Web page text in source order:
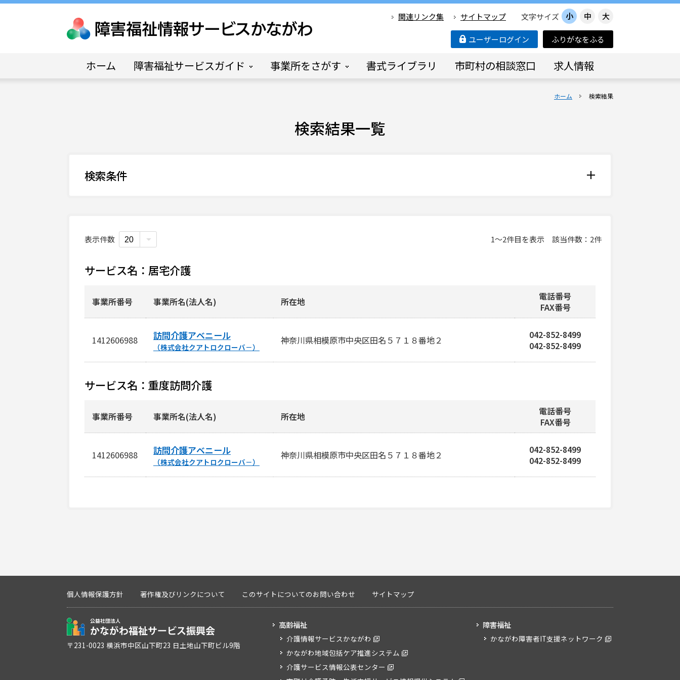
関連リンク集 サイトマップ 文字サイズ 小 中 大
ユーザーログイン ふりがなをふる
ホーム 障害福祉サービスガイド 事業所をさがす 書式ライブラリ 市町村の相談窓口 求人情報
ホーム 検索結果
検索結果一覧
検索条件
事業所番号
事業所名
所在地
事業所所在地
表示件数 1〜2件目を表示 該当件数 2件
サービス名：居宅介護
事業所番号 事業所名(法人名) 所在地
電話番号
FAX番号
1412606988 訪問介護アベニール
（株式会社クアトロクローバ－）
神奈川県相模原市中央区田名５７１８番地２
042-852-8499
042-852-8499
サービス名：重度訪問介護
事業所番号 事業所名(法人名) 所在地
電話番号
FAX番号
1412606988 訪問介護アベニール
（株式会社クアトロクローバ－）
神奈川県相模原市中央区田名５７１８番地２
042-852-8499
042-852-8499
個人情報保護方針 著作権及びリンクについて このサイトについてのお問い合わせ サイトマップ
〒231-0023 横浜市中区山下町23 日土地山下町ビル9階
高齢福祉
介護情報サービスかながわ
かながわ地域包括ケア推進システム
介護サービス情報公表センター
障害福祉
かながわ障害者IT支援ネットワーク